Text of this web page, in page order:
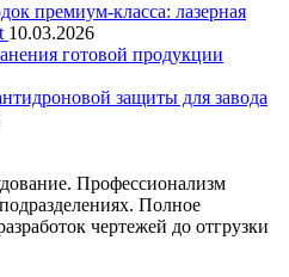
премиум-класса: лазерная
10.03.2026
готовой продукции
защиты для завода
Профессионализм
Полное
чертежей до отгрузки